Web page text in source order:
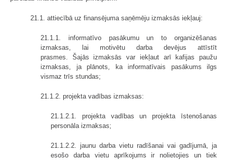
21.1. attiecībā uz finansējuma saņēmēju izmaksās iekļauj:
21.1.1. informatīvo pasākumu un to organizēšanas
izmaksas, lai motivētu darba devējus attīstīt
prasmes. Šajās izmaksās var iekļaut arī kafijas paužu
izmaksas, ja plānots, ka informatīvais pasākums ilgs
vismaz trīs stundas;
21.1.2. projekta vadības izmaksas:
21.1.2.1. projekta vadības un projekta īstenošanas
personāla izmaksas;
21.1.2.2. jaunu darba vietu radīšanai vai gadījumā, ja
esošo darba vietu aprīkojums ir nolietojies un tiek